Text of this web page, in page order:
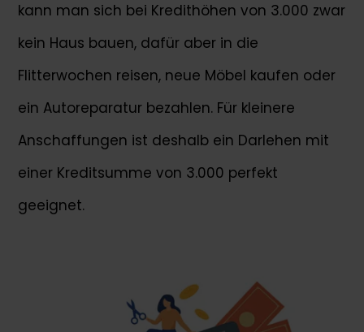
kann man sich bei Kredithöhen von 3.000 zwar
kein Haus bauen, dafür aber in die
Flitterwochen reisen, neue Möbel kaufen oder
ein Autoreparatur bezahlen. Für kleinere
Anschaffungen ist deshalb ein Darlehen mit
einer Kreditsumme von 3.000 perfekt
geeignet.